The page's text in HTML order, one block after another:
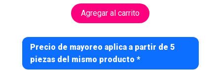
Agregar al carrito
Precio de mayoreo aplica a partir de 5
piezas del mismo producto *